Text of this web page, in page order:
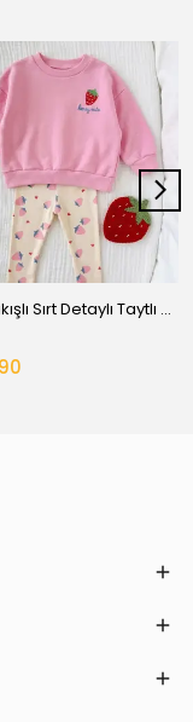
Çilek Nakışlı Sırt Detaylı Taytlı Takım